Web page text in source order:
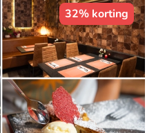
32% korting